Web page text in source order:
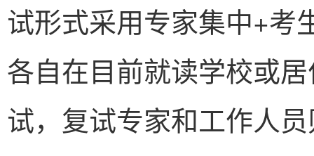
试形式采用专家集中+考
各自在目前就读学校或
试，复试专家和工作人